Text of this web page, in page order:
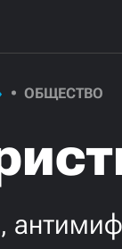
ОБЩЕСТВО